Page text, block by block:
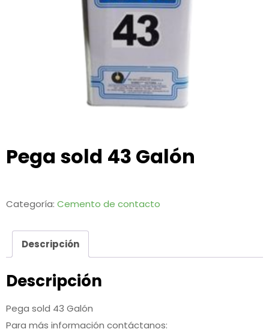
Pega sold 43 Galón
Categoría: Cemento de contacto
Descripción
Descripción
Pega sold 43 Galón
Para más información contáctanos: